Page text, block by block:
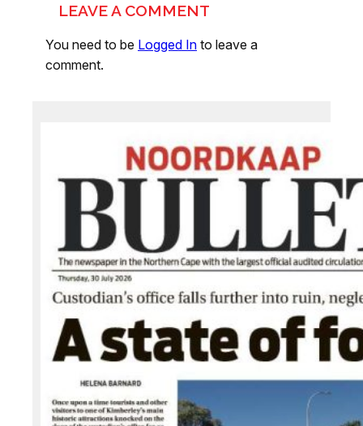
LEAVE A COMMENT
You need to be Logged In to leave a
comment.